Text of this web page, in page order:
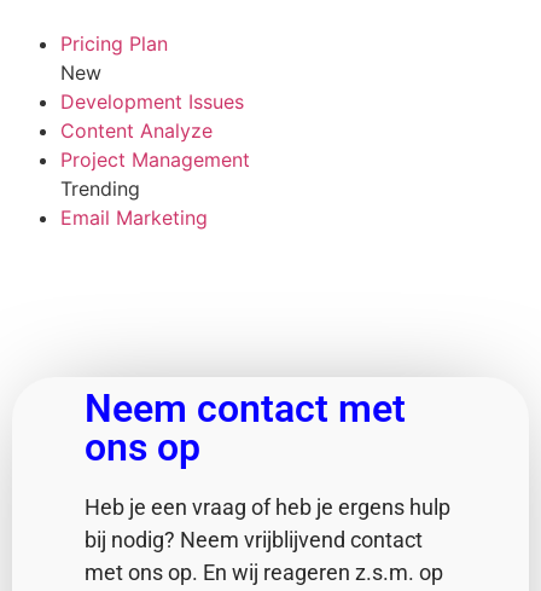
Pricing Plan
New
Development Issues
Content Analyze
Project Management
Trending
Email Marketing
Neem contact met
ons op
Heb je een vraag of heb je ergens hulp
bij nodig? Neem vrijblijvend contact
met ons op. En wij reageren z.s.m. op